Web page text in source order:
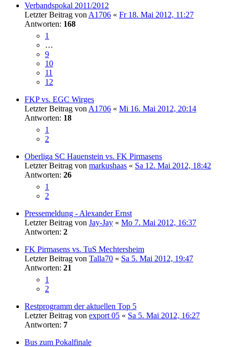
Verbandspokal 2011/2012
Letzter Beitrag von A1706 « Fr 18. Mai 2012, 11:27
Antworten: 168
1
…
9
10
11
12
FKP vs. EGC Wirges
Letzter Beitrag von A1706 « Mi 16. Mai 2012, 20:14
Antworten: 18
1
2
Oberliga SC Hauenstein vs. FK Pirmasens
Letzter Beitrag von markushaas « Sa 12. Mai 2012, 18:42
Antworten: 26
1
2
Pressemeldung - Alexander Ernst
Letzter Beitrag von Jay-Jay « Mo 7. Mai 2012, 16:37
Antworten: 2
FK Pirmasens vs. TuS Mechtersheim
Letzter Beitrag von Talla70 « Sa 5. Mai 2012, 19:47
Antworten: 21
1
2
Restprogramm der aktuellen Top 5
Letzter Beitrag von export 05 « Sa 5. Mai 2012, 16:27
Antworten: 7
Bus zum Pokalfinale